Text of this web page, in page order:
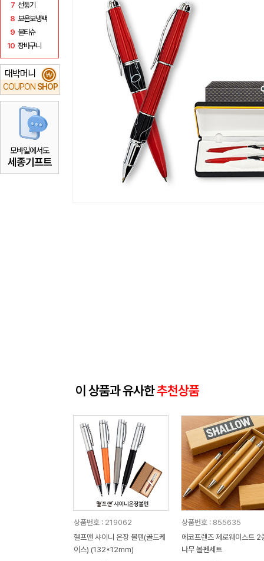
7 선풍기
8 보온보냉백
9 물티슈
10 장바구니
대박머니
COUPON SHOP
₩
모바일에서도
세종기프트
이 상품과 유사한추천상품
상품번호 : 219062
헬프맨 샤이니 은장 볼펜(골드케
이스) (132*12mm)
상품번호 : 855635
에코프렌즈 제로웨이스트 2
나무 볼펜세트